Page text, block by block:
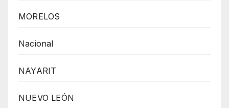
MORELOS
Nacional
NAYARIT
NUEVO LEÓN